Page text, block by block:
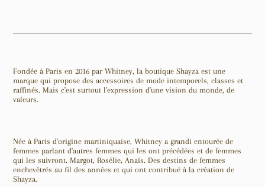
Fondée à Paris en 2016 par Whitney, la boutique Shayza est une
marque qui propose des accessoires de mode intemporels, classes et
raffinés. Mais c'est surtout l'expression d'une vision du monde, de
valeurs.
Née à Paris d'origine martiniquaise, Whitney a grandi entourée de
femmes parlant d'autres femmes qui les ont précédées et de femmes
qui les suivront. Margot, Rosélie, Anaïs. Des destins de femmes
enchevêtrés au fil des années et qui ont contribué à la création de
Shayza.